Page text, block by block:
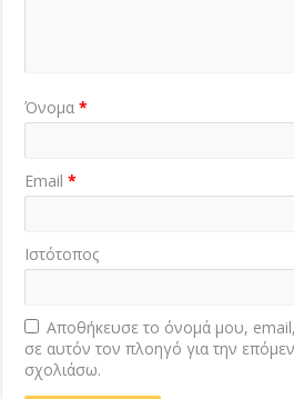
Όνομα*
Email*
Ιστότοπος
Αποθήκευσε το όνομά μου,
σε αυτόν τον πλοηγό για την
σχολιάσω.